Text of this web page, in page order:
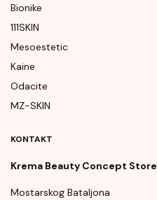
Bionike
111SKIN
Mesoestetic
Kaine
Odacite
MZ-SKIN
KONTAKT
Krema Beauty Concept Store
Mostarskog Bataljona